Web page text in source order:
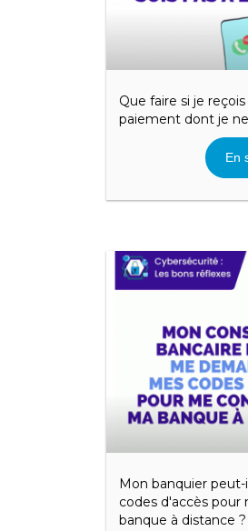
Que faire si je
paiement dont je
En
Mon banquier
codes d'accès
banque à distance ?